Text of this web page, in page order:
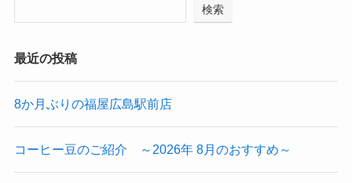
検索
最近の投稿
8か月ぶりの福屋広島駅前店
コーヒー豆のご紹介 ～2026年 8月のおすすめ～